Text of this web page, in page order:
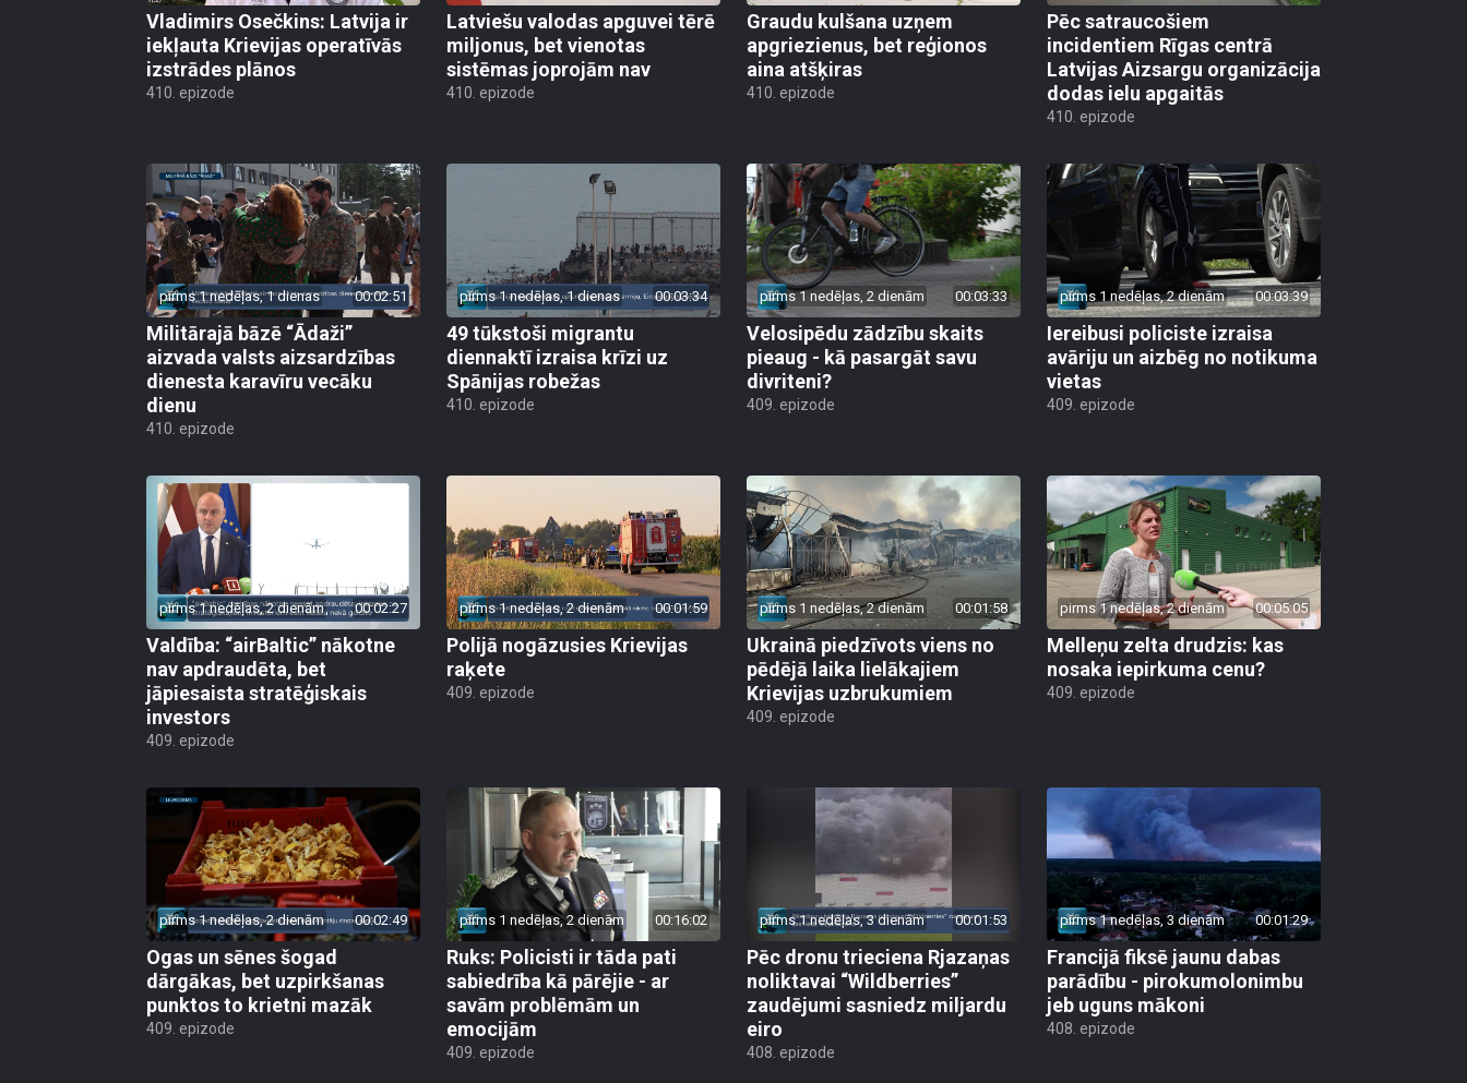
Vladimirs Osečkins: Latvija ir
iekļauta Krievijas operatīvās
izstrādes plānos
410. epizode
Latviešu valodas apguvei tērē
miljonus, bet vienotas
sistēmas joprojām nav
410. epizode
Graudu kulšana uzņem
apgriezienus, bet reģionos
aina atšķiras
410. epizode
Pēc satraucošiem
incidentiem Rīgas centrā
Latvijas Aizsargu organizācija
dodas ielu apgaitās
410. epizode
pirms 1 nedēļas, 1 dienas 00:02:51
Militārajā bāzē “Ādaži”
aizvada valsts aizsardzības
dienesta karavīru vecāku
dienu
410. epizode
pirms 1 nedēļas, 1 dienas 00:03:34
49 tūkstoši migrantu
diennaktī izraisa krīzi uz
Spānijas robežas
410. epizode
pirms 1 nedēļas, 2 dienām 00:03:33
Velosipēdu zādzību skaits
pieaug - kā pasargāt savu
divriteni?
409. epizode
pirms 1 nedēļas, 2 dienām 00:03:39
Iereibusi policiste izraisa
avāriju un aizbēg no notikuma
vietas
409. epizode
pirms 1 nedēļas, 2 dienām 00:02:27
Valdība: “airBaltic” nākotne
nav apdraudēta, bet
jāpiesaista stratēģiskais
investors
409. epizode
pirms 1 nedēļas, 2 dienām 00:01:59
Polijā nogāzusies Krievijas
raķete
409. epizode
pirms 1 nedēļas, 2 dienām 00:01:58
Ukrainā piedzīvots viens no
pēdējā laika lielākajiem
Krievijas uzbrukumiem
409. epizode
pirms 1 nedēļas, 2 dienām 00:05:05
Melleņu zelta drudzis: kas
nosaka iepirkuma cenu?
409. epizode
pirms 1 nedēļas, 2 dienām 00:02:49
Ogas un sēnes šogad
dārgākas, bet uzpirkšanas
punktos to krietni mazāk
409. epizode
pirms 1 nedēļas, 2 dienām 00:16:02
Ruks: Policisti ir tāda pati
sabiedrība kā pārējie - ar
savām problēmām un
emocijām
409. epizode
pirms 1 nedēļas, 3 dienām 00:01:53
Pēc dronu trieciena Rjazaņas
noliktavai “Wildberries”
zaudējumi sasniedz miljardu
eiro
408. epizode
pirms 1 nedēļas, 3 dienām 00:01:29
Francijā fiksē jaunu dabas
parādību - pirokumolonimbu
jeb uguns mākoni
408. epizode